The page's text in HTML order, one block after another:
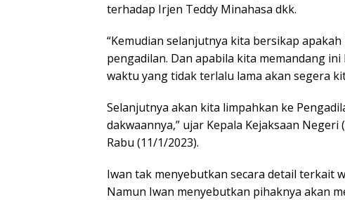
terhadap Irjen Teddy Minahasa dkk.
“Kemudian selanjutnya kita bersikap
pengadilan. Dan apabila kita memandang
waktu yang tidak terlalu lama akan segera
Selanjutnya akan kita limpahkan ke
dakwaannya,” ujar Kepala Kejaksaan
Rabu (11/1/2023).
Iwan tak menyebutkan secara detail terkait
Namun Iwan menyebutkan pihaknya akan